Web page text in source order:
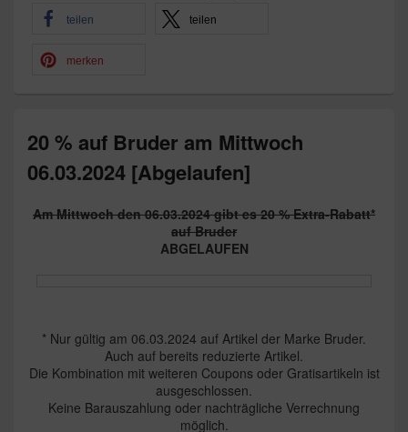
teilen teilen
merken
20 % auf Bruder am Mittwoch
06.03.2024 [Abgelaufen]
Am Mittwoch den 06.03.2024 gibt es 20 % Extra-Rabatt*
auf Bruder
ABGELAUFEN
* Nur gültig am 06.03.2024 auf Artikel der Marke Bruder.
Auch auf bereits reduzierte Artikel.
Die Kombination mit weiteren Coupons oder Gratisartikeln ist
ausgeschlossen.
Keine Barauszahlung oder nachträgliche Verrechnung
möglich.